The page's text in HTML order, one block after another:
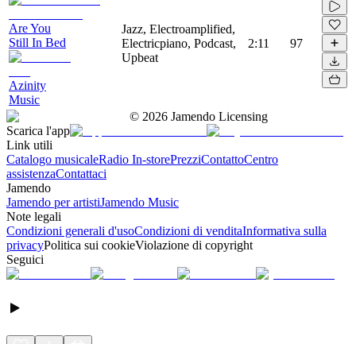
Are You
Still In Bed
Azinity
Music
Jazz, Electroamplified,
Electricpiano, Podcast,
Upbeat
2:11 97
© 2026 Jamendo Licensing
Scarica l'app
Link utili
Catalogo musicaleRadio In-storePrezziContattoCentro
assistenzaContattaci
Jamendo
Jamendo per artistiJamendo Music
Note legali
Condizioni generali d'usoCondizioni di venditaInformativa sulla
privacyPolitica sui cookieViolazione di copyright
Seguici